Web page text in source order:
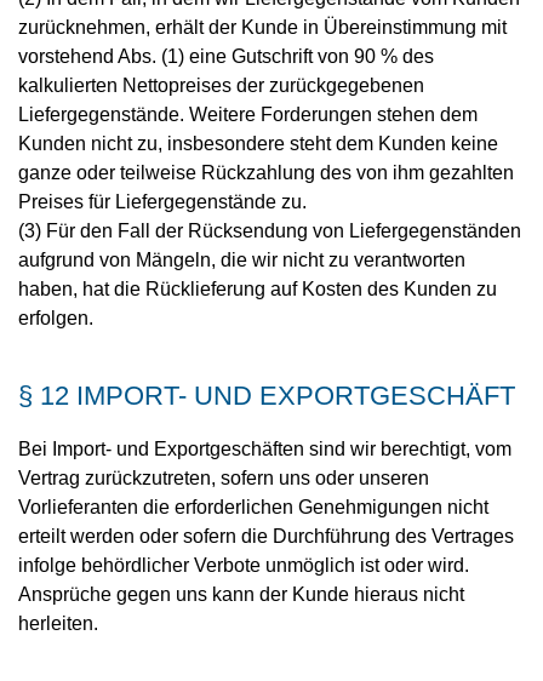
zurücknehmen, erhält der Kunde in Übereinstimmung mit
vorstehend Abs. (1) eine Gutschrift von 90 % des
kalkulierten Nettopreises der zurückgegebenen
Liefergegenstände. Weitere Forderungen stehen dem
Kunden nicht zu, insbesondere steht dem Kunden keine
ganze oder teilweise Rückzahlung des von ihm gezahlten
Preises für Liefergegenstände zu.
(3) Für den Fall der Rücksendung von Liefergegenständen
aufgrund von Mängeln, die wir nicht zu verantworten
haben, hat die Rücklieferung auf Kosten des Kunden zu
erfolgen.
§ 12 IMPORT- UND EXPORTGESCHÄFT
Bei Import- und Exportgeschäften sind wir berechtigt, vom
Vertrag zurückzutreten, sofern uns oder unseren
Vorlieferanten die erforderlichen Genehmigungen nicht
erteilt werden oder sofern die Durchführung des Vertrages
infolge behördlicher Verbote unmöglich ist oder wird.
Ansprüche gegen uns kann der Kunde hieraus nicht
herleiten.